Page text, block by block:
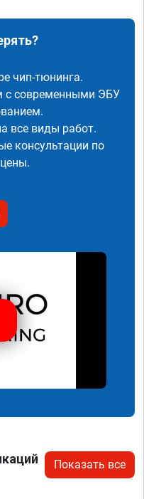
чип-тюнинга.
с современными ЭБУ
все виды работ.
консультации по
Показать все